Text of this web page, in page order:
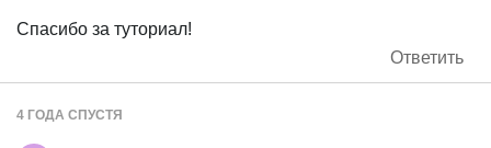
Спасибо за туториал!
Ответить
4 ГОДА СПУСТЯ